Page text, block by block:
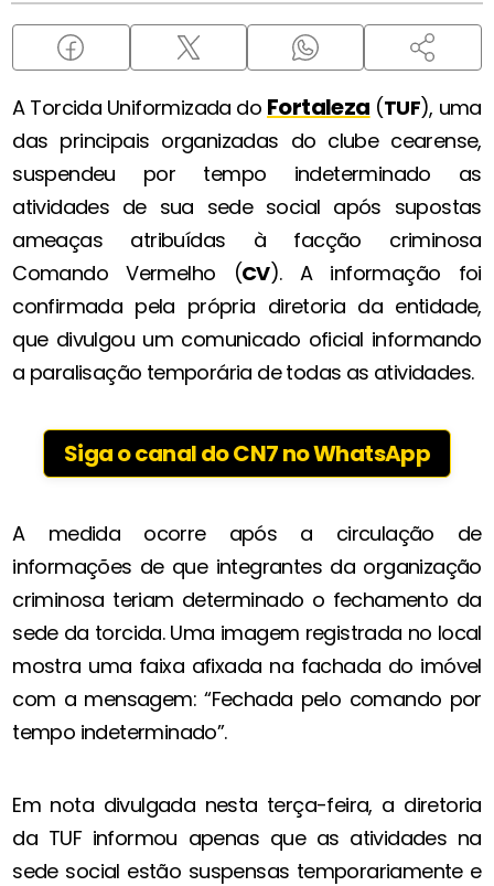
A Torcida Uniformizada do Fortaleza (TUF), uma
das principais organizadas do clube cearense,
suspendeu por tempo indeterminado as
atividades de sua sede social após supostas
ameaças atribuídas à facção criminosa
Comando Vermelho (CV). A informação foi
confirmada pela própria diretoria da entidade,
que divulgou um comunicado oficial informando
a paralisação temporária de todas as atividades.
Siga o canal do CN7 no WhatsApp
A medida ocorre após a circulação de
informações de que integrantes da organização
criminosa teriam determinado o fechamento da
sede da torcida. Uma imagem registrada no local
mostra uma faixa afixada na fachada do imóvel
com a mensagem: “Fechada pelo comando por
tempo indeterminado”.
Em nota divulgada nesta terça-feira, a diretoria
da TUF informou apenas que as atividades na
sede social estão suspensas temporariamente e